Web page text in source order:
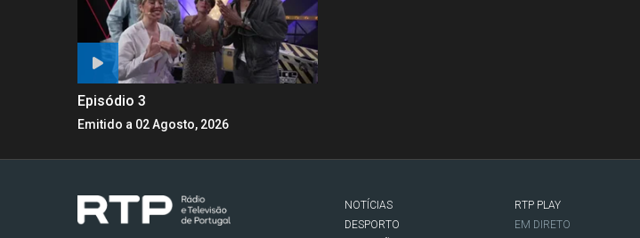
Episódio 3
Emitido a 02 Agosto, 2026
NOTÍCIAS
DESPORTO
RTP PLAY
EM DIRETO